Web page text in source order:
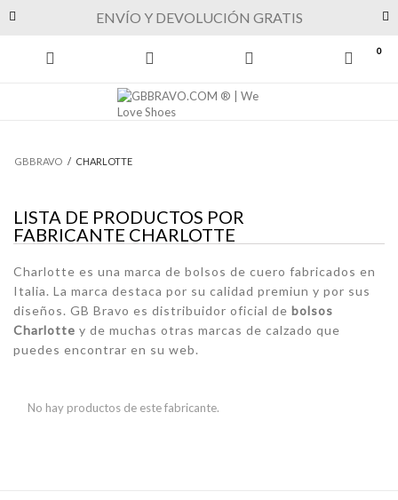
ENVÍO Y DEVOLUCIÓN GRATIS Next
0
GBBRAVO / CHARLOTTE
LISTA DE PRODUCTOS POR
FABRICANTE CHARLOTTE
Charlotte es una marca de bolsos de cuero fabricados en
Italia. La marca destaca por su calidad premiun y por sus
diseños. GB Bravo es distribuidor oficial de bolsos
Charlotte y de muchas otras marcas de calzado que
puedes encontrar en su web.
No hay productos de este fabricante.